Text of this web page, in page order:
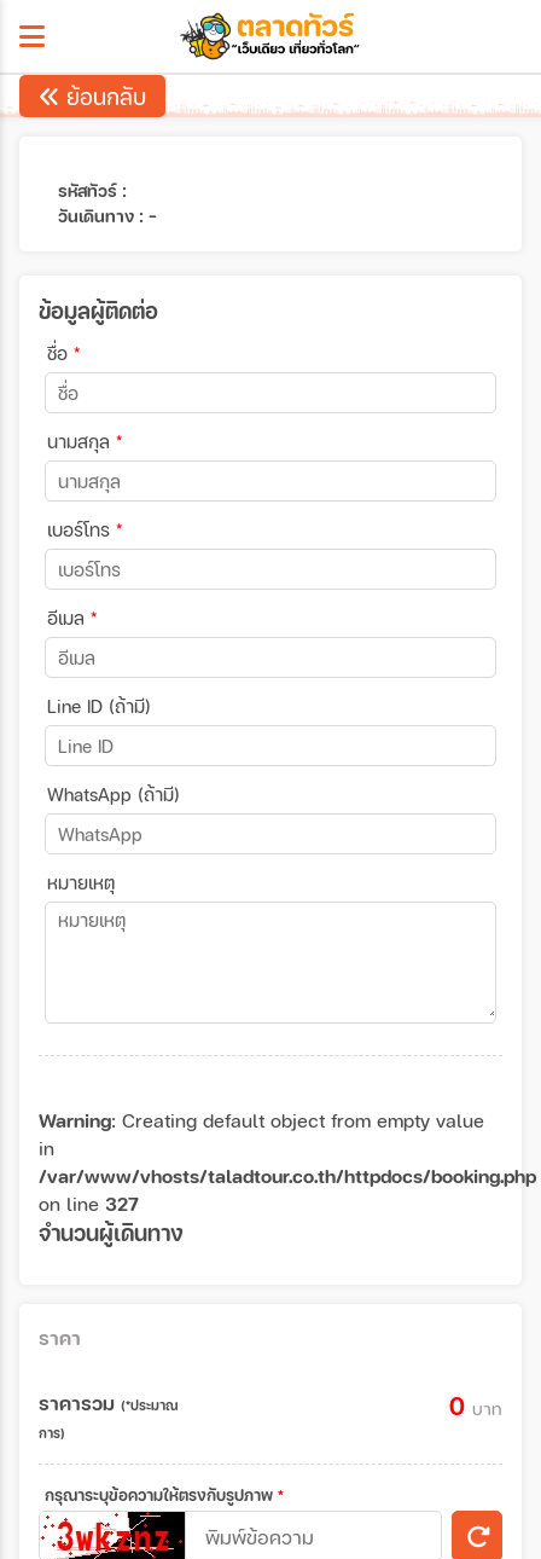
ย้อนกลับ
รหัสทัวร์ :
วันเดินทาง : -
ข้อมูลผู้ติดต่อ
ชื่อ *
นามสกุล *
เบอร์โทร *
อีเมล *
Line ID (ถ้ามี)
WhatsApp (ถ้ามี)
หมายเหตุ
Warning: Creating default object from empty value
in
/var/www/vhosts/taladtour.co.th/httpdocs/booking.php
on line 327
จำนวนผู้เดินทาง
ราคา
ราคารวม (*ประมาณ
การ)
0 บาท
กรุณาระบุข้อความให้ตรงกับรูปภาพ *